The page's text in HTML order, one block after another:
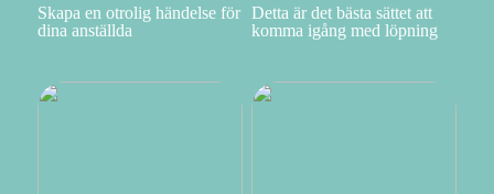
Skapa en otrolig händelse för
dina anställda
Detta är det bästa sättet att
komma igång med löpning